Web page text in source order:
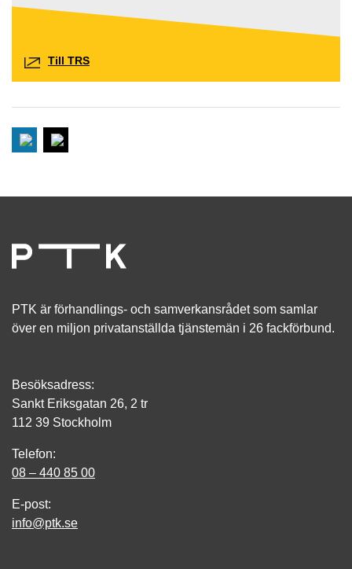
Till TRS
PTK är förhandlings- och samverkansrådet som samlar
över en miljon privatanställda tjänstemän i 26 fackförbund.
Besöksadress:
Sankt Eriksgatan 26, 2 tr
112 39 Stockholm
Telefon:
08 – 440 85 00
E-post:
info@ptk.se